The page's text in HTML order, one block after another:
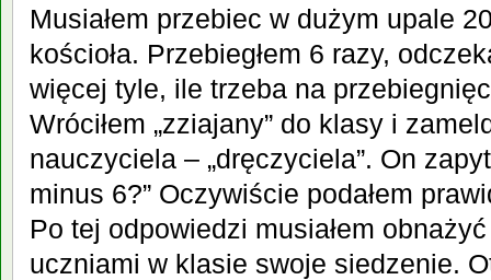
Musiałem przebiec w dużym upale
kościoła. Przebiegłem 6 razy,
więcej tyle, ile trzeba na
Wróciłem „zziajany” do klasy i
nauczyciela – „dręczyciela”. On
minus 6?” Oczywiście podałem
Po tej odpowiedzi musiałem
uczniami w klasie swoje siedzenie.